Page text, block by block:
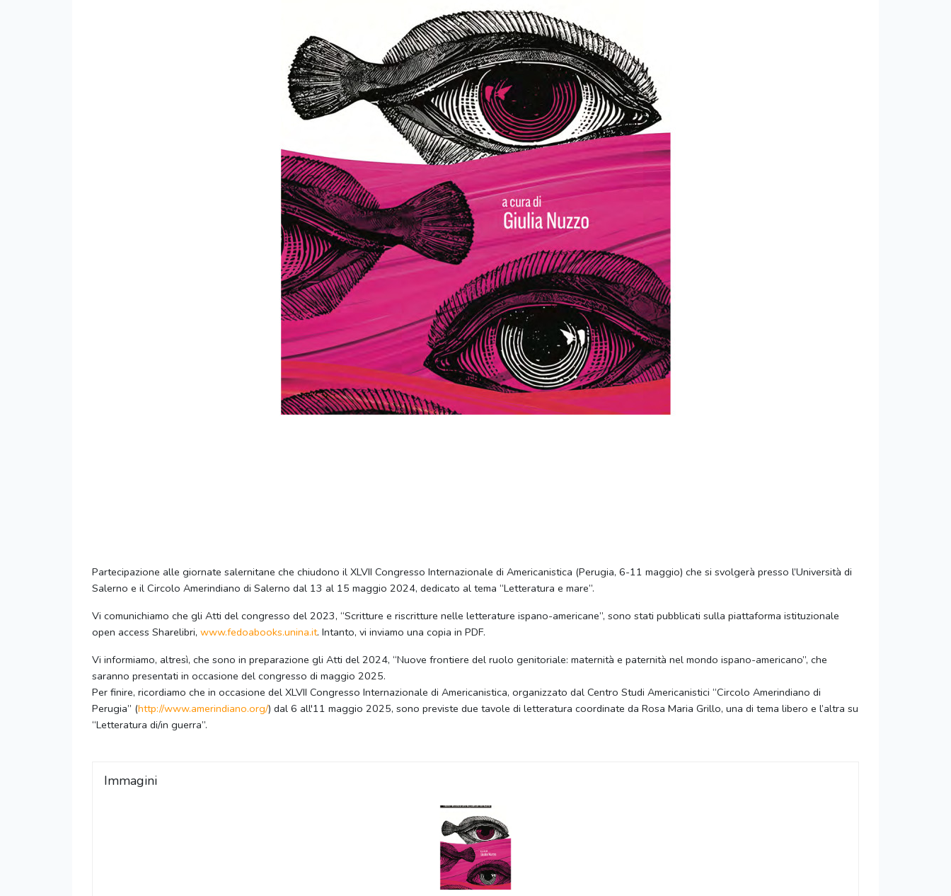
Partecipazione alle giornate salernitane che chiudono il XLVII Congresso Internazionale di Americanistica (Perugia, 6-11 maggio) che si svolgerà presso l’Università di
Salerno e il Circolo Amerindiano di Salerno dal 13 al 15 maggio 2024, dedicato al tema “Letteratura e mare”.
Vi comunichiamo che gli Atti del congresso del 2023, “Scritture e riscritture nelle letterature ispano-americane”, sono stati pubblicati sulla piattaforma istituzionale
open access Sharelibri, www.fedoabooks.unina.it. Intanto, vi inviamo una copia in PDF.
Vi informiamo, altresì, che sono in preparazione gli Atti del 2024, “Nuove frontiere del ruolo genitoriale: maternità e paternità nel mondo ispano-americano”, che
saranno presentati in occasione del congresso di maggio 2025.
Per finire, ricordiamo che in occasione del XLVII Congresso Internazionale di Americanistica, organizzato dal Centro Studi Americanistici “Circolo Amerindiano di
Perugia” (http://www.amerindiano.org/) dal 6 all'11 maggio 2025, sono previste due tavole di letteratura coordinate da Rosa Maria Grillo, una di tema libero e l’altra su
“Letteratura di/in guerra”.
Immagini